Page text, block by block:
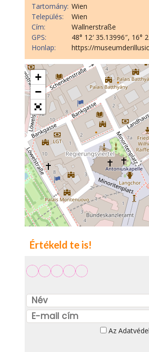
Tartomány: Wien
Település:
Wien
Cím:
Wallnerstraße
GPS:
48° 12′ 35.13996″, 16°
Honlap:
https://
+
−
Értékeld te is!
Az